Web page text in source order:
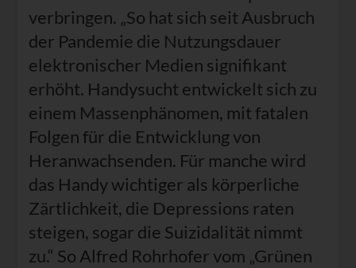
verbringen. „So hat sich seit Ausbruch
der Pandemie die Nutzungsdauer
elektronischer Medien signifikant
erhöht. Handysucht entwickelt sich zu
einem Massenphänomen, mit fatalen
Folgen für die Entwicklung von
Heranwachsenden. Für manche wird
das Handy wichtiger als körperliche
Zärtlichkeit, die Depressions raten
steigen, sogar die Suizidalität nimmt
zu.“ So Alfred Rohrhofer vom „Grünen